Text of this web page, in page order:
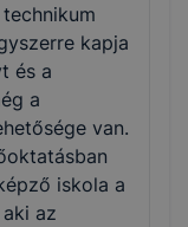
kapja
és a
a
van.
iskola a
az